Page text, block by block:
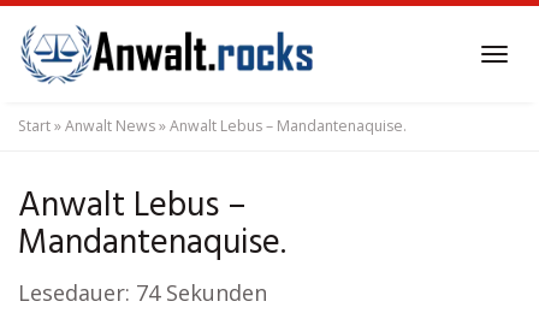
to
main
content
Start»Anwalt News»Anwalt Lebus – Mandantenaquise.
Anwalt Lebus –
Mandantenaquise.
Lesedauer: 74 Sekunden